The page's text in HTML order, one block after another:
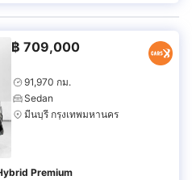
฿ 709,000
91,970 กม.
Sedan
มีนบุรี กรุงเทพมหานคร
Premium